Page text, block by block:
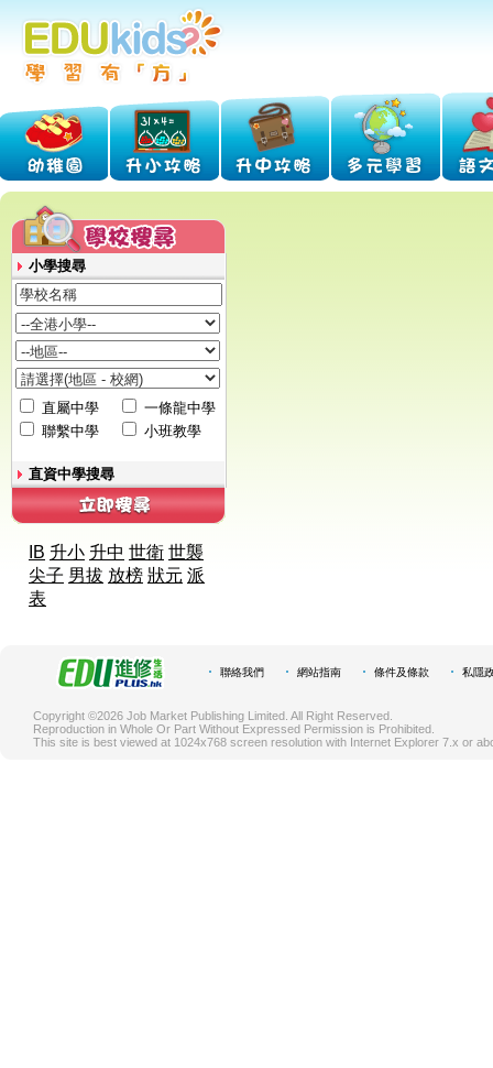
小學搜尋
直屬中學
一條龍中學
聯繫中學
小班教學
直資中學搜尋
IB 升小 升中 世衛 世襲
尖子 男拔 放榜 狀元 派
表
聯絡我們 網站指南 條件及條款 私隱
Copyright ©2026 Job Market Publishing Limited. All Right Reserved.
Reproduction in Whole Or Part Without Expressed Permission is Prohibited.
This site is best viewed at 1024x768 screen resolution with Internet Explorer 7.x or